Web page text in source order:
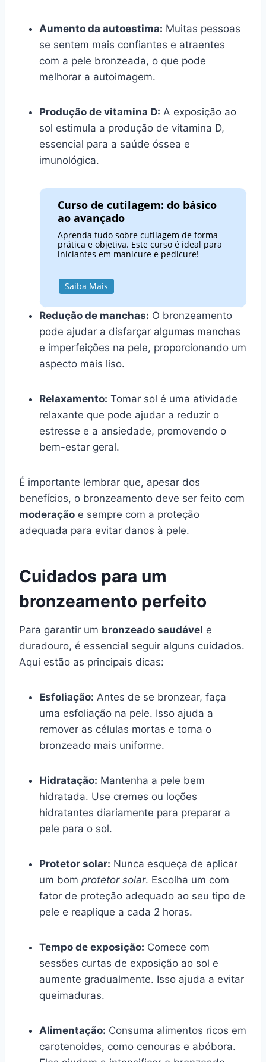
Aumento da autoestima: Muitas pessoas
se sentem mais confiantes e atraentes
com a pele bronzeada, o que pode
melhorar a autoimagem.
Produção de vitamina D: A exposição ao
sol estimula a produção de vitamina D,
essencial para a saúde óssea e
imunológica.
Curso de cutilagem: do básico
ao avançado
Aprenda tudo sobre cutilagem de forma
prática e objetiva. Este curso é ideal para
iniciantes em manicure e pedicure!
Saiba Mais
Redução de manchas: O bronzeamento
pode ajudar a disfarçar algumas manchas
e imperfeições na pele, proporcionando um
aspecto mais liso.
Relaxamento: Tomar sol é uma atividade
relaxante que pode ajudar a reduzir o
estresse e a ansiedade, promovendo o
bem-estar geral.
É importante lembrar que, apesar dos
benefícios, o bronzeamento deve ser feito com
moderação e sempre com a proteção
adequada para evitar danos à pele.
Cuidados para um
bronzeamento perfeito
Para garantir um bronzeado saudável e
duradouro, é essencial seguir alguns cuidados.
Aqui estão as principais dicas:
Esfoliação: Antes de se bronzear, faça
uma esfoliação na pele. Isso ajuda a
remover as células mortas e torna o
bronzeado mais uniforme.
Hidratação: Mantenha a pele bem
hidratada. Use cremes ou loções
hidratantes diariamente para preparar a
pele para o sol.
Protetor solar: Nunca esqueça de aplicar
um bom protetor solar. Escolha um com
fator de proteção adequado ao seu tipo de
pele e reaplique a cada 2 horas.
Tempo de exposição: Comece com
sessões curtas de exposição ao sol e
aumente gradualmente. Isso ajuda a evitar
queimaduras.
Alimentação: Consuma alimentos ricos em
carotenoides, como cenouras e abóbora.